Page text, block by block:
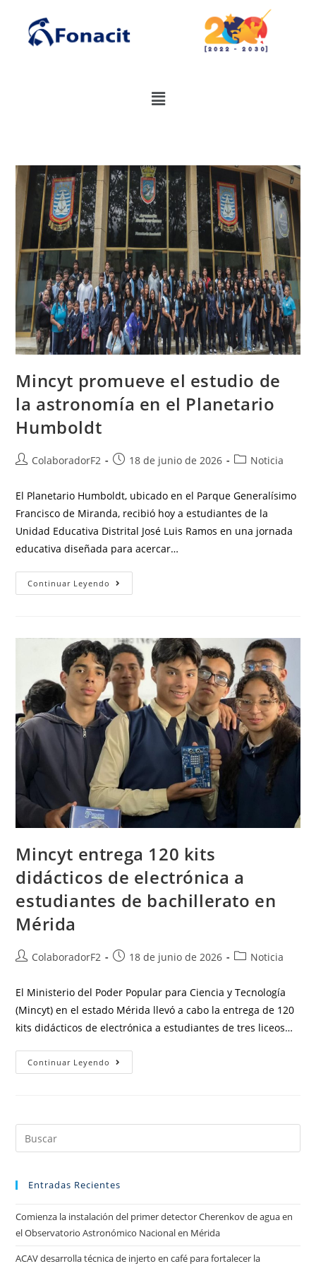
Mincyt promueve el estudio de
la astronomía en el Planetario
Humboldt
ColaboradorF2 18 de junio de 2026 Noticia
El Planetario Humboldt, ubicado en el Parque Generalísimo
Francisco de Miranda, recibió hoy a estudiantes de la
Unidad Educativa Distrital José Luis Ramos en una jornada
educativa diseñada para acercar…
Continuar Leyendo
Mincyt entrega 120 kits
didácticos de electrónica a
estudiantes de bachillerato en
Mérida
ColaboradorF2 18 de junio de 2026 Noticia
El Ministerio del Poder Popular para Ciencia y Tecnología
(Mincyt) en el estado Mérida llevó a cabo la entrega de 120
kits didácticos de electrónica a estudiantes de tres liceos…
Continuar Leyendo
Entradas Recientes
Comienza la instalación del primer detector Cherenkov de agua en
el Observatorio Astronómico Nacional en Mérida
ACAV desarrolla técnica de injerto en café para fortalecer la